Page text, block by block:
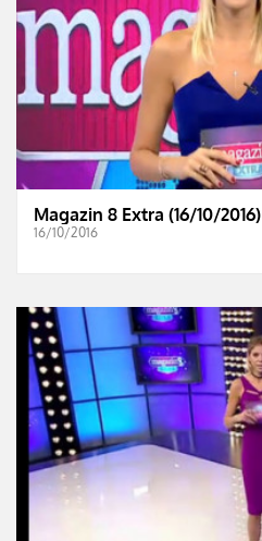
Magazin 8 Extra (16/10/2016)
16/10/2016